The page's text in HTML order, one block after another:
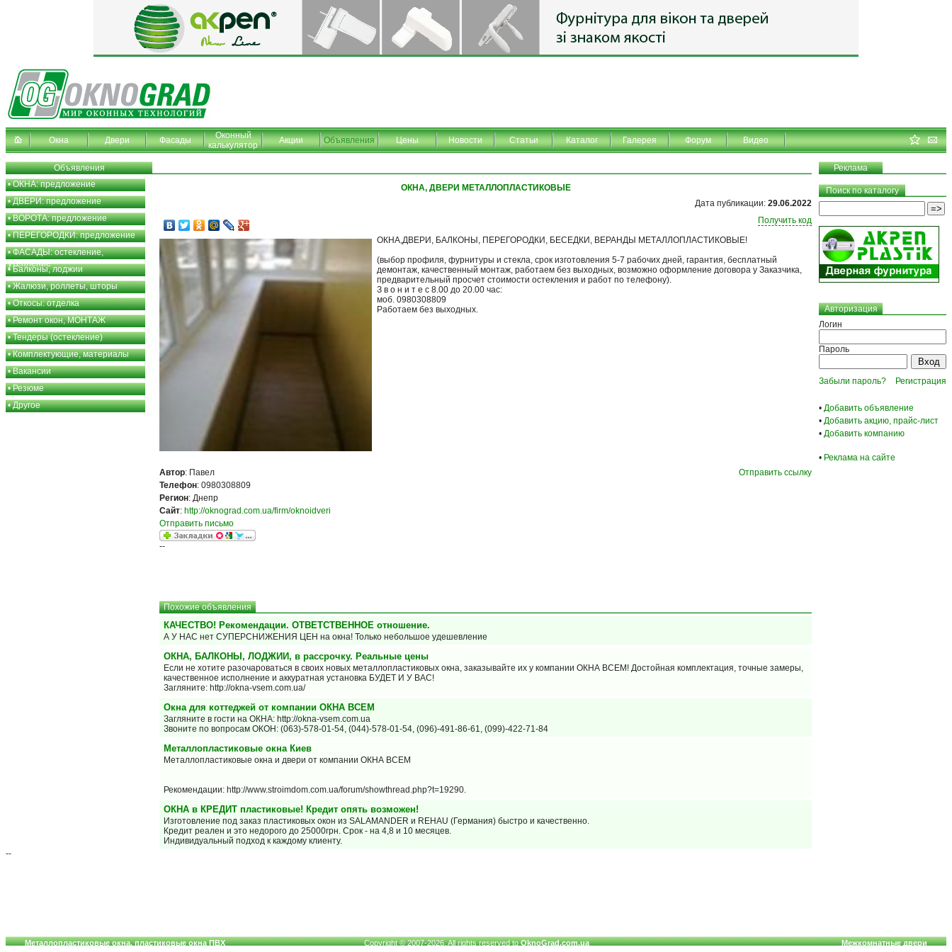
Окна Двери Фасады
Оконный
калькулятор
Акции Объявления Цены Новости Статьи Каталог Галерея Форум Видео
Объявления
Реклама
•ОКНА: предложение
•ДВЕРИ: предложение
•ВОРОТА: предложение
•ПЕРЕГОРОДКИ: предложение
•ФАСАДЫ: остекление,
утепление
•Балконы, лоджии
•Жалюзи, роллеты, шторы
•Откосы: отделка
•Ремонт окон, МОНТАЖ
•Тендеры (остекление)
•Комплектующие, материалы
•Вакансии
•Резюме
•Другое
ОКНА, ДВЕРИ МЕТАЛЛОПЛАСТИКОВЫЕ
Дата публикации: 29.06.2022
Получить код
ОКНА,ДВЕРИ, БАЛКОНЫ, ПЕРЕГОРОДКИ, БЕСЕДКИ, ВЕРАНДЫ МЕТАЛЛОПЛАСТИКОВЫЕ!
(выбор профиля, фурнитуры и стекла, срок изготовления 5-7 рабочих дней, гарантия, бесплатный
демонтаж, качественный монтаж, работаем без выходных, возможно оформление договора у Заказчика,
предварительный просчет стоимости остекления и работ по телефону).
З в о н и т е с 8.00 до 20.00 час:
моб. 0980308809
Работаем без выходных.
Автор: Павел
Телефон: 0980308809
Регион: Днепр
Сайт: http://oknograd.com.ua/firm/oknoidveri
Отправить письмо
Отправить ссылку
--
Похожие объявления
КАЧЕСТВО! Рекомендации. ОТВЕТСТВЕННОЕ отношение.
А У НАС нет СУПЕРСНИЖЕНИЯ ЦЕН на окна! Только небольшое удешевление
ОКНА, БАЛКОНЫ, ЛОДЖИИ, в рассрочку. Реальные цены
Если не хотите разочароваться в своих новых металлопластиковых окна, заказывайте их у компании ОКНА ВСЕМ! Достойная комплектация, точные замеры,
качественное исполнение и аккуратная установка БУДЕТ И У ВАС!
Загляните: http://okna-vsem.com.ua/
Окна для коттеджей от компании ОКНА ВСЕМ
Загляните в гости на ОКНА: http://okna-vsem.com.ua
Звоните по вопросам ОКОН: (063)-578-01-54, (044)-578-01-54, (096)-491-86-61, (099)-422-71-84
Металлопластиковые окна Киев
Металлопластиковые окна и двери от компании ОКНА ВСЕМ
Рекомендации: http://www.stroimdom.com.ua/forum/showthread.php?t=19290.
ОКНА в КРЕДИТ пластиковые! Кредит опять возможен!
Изготовление под заказ пластиковых окон из SALAMANDER и REHAU (Германия) быстро и качественно.
Кредит реален и это недорого до 25000грн. Срок - на 4,8 и 10 месяцев.
Индивидуальный подход к каждому клиенту.
Поиск по каталогу
Авторизация
Логин
Пароль
Забыли пароль? Регистрация
• Добавить объявление
• Добавить акцию, прайс-лист
• Добавить компанию
• Реклама на сайте
--
Металлопластиковые окна, пластиковые окна ПВХ Copyright © 2007-2026. All rights reserved toOknoGrad.com.ua Межкомнатные двери